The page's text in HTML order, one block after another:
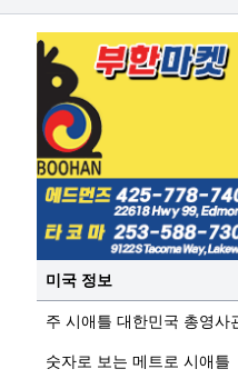
미국 정보
주 시애틀 대한민국 총영사
숫자로 보는 메트로 시애틀